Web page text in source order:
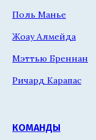
Поль Манье
Жоау Алмейда
Мэттью Бреннан
Ричард Карапас
КОМАНДЫ